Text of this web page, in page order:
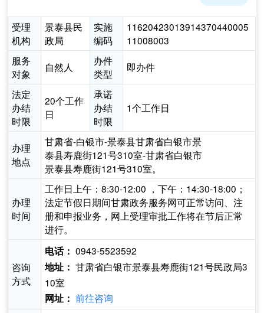
受理
机构
景泰县民
政局
实施
编码
11620423013914370440005
11008003
服务
对象
自然人
办件
类型
即办件
法定
办结
时限
20个工作
日
承诺
办结
时限
1个工作日
办理
地点
甘肃省-白银市-景泰县甘肃省白银市景
泰县寿鹿街121号310室-甘肃省白银市
景泰县寿鹿街121号310室。
办理
时间
工作日上午：8:30-12:00 ，下午：14:30-18:00；
法定节假日期间甘肃政务服务网可正常访问、注
册和申报业务，网上受理审批工作将在节后正常
进行。
咨询
方式
电话： 0943-5523592
地址： 甘肃省白银市景泰县寿鹿街121号民政局3
10室
网址： 前往咨询